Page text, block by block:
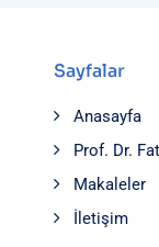
Sayfalar
Anasayfa
Prof. Dr.
Makaleler
İletişim